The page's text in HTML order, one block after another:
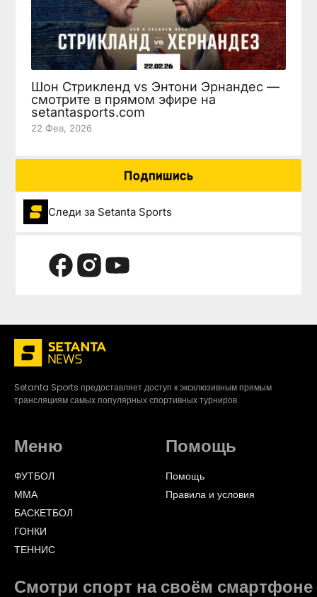
Шон Стрикленд vs Энтони Эрнандес —
смотрите в прямом эфире на
setantasports.com
22 Фев, 2026
Подпишись
Следи за Setanta Sports
Setanta Sports предоставляет доступ к эксклюзивным прямым
трансляциям самых популярных спортивных турниров.
Меню
ФУТБОЛ
ММА
БАСКЕТБОЛ
ГОНКИ
ТЕННИС
Помощь
Помощь
Правила и условия
Смотри спорт на своём смартфоне